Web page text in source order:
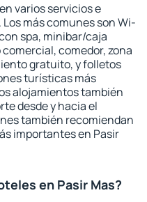
varios servicios e
más comunes son Wi-
spa, minibar/caja
comedor, zona
gratuito, y folletos
turísticas más
alojamientos también
desde y hacia el
también recomiendan
importantes en Pasir
en Pasir Mas?